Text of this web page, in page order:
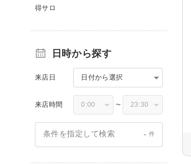
得サロ
日時から探す
来店日 日付から選択
来店時間 〜
条件を指定して検索 - 件